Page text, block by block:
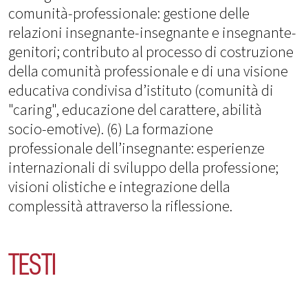
comunità-professionale: gestione delle
relazioni insegnante-insegnante e insegnante-
genitori; contributo al processo di costruzione
della comunità professionale e di una visione
educativa condivisa d’istituto (comunità di
"caring", educazione del carattere, abilità
socio-emotive). (6) La formazione
professionale dell’insegnante: esperienze
internazionali di sviluppo della professione;
visioni olistiche e integrazione della
complessità attraverso la riflessione.
TESTI